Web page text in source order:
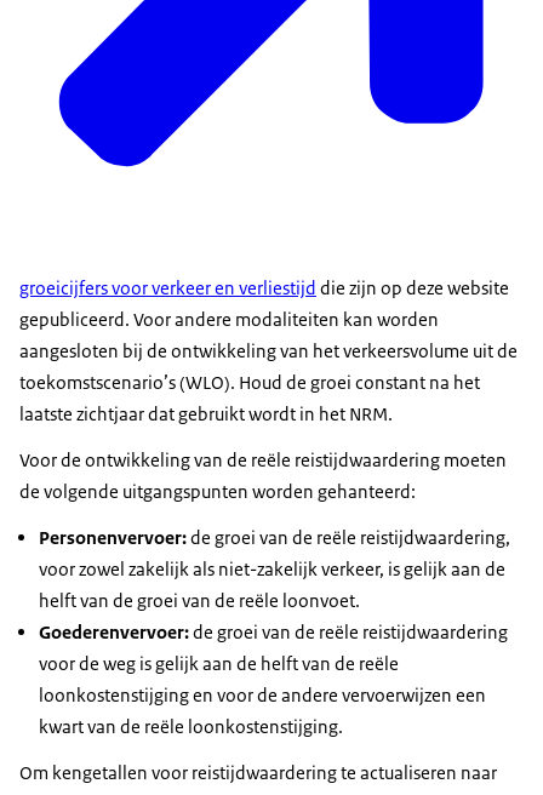
groeicijfers voor verkeer en verliestijd die zijn op deze website
gepubliceerd. Voor andere modaliteiten kan worden
aangesloten bij de ontwikkeling van het verkeersvolume uit de
toekomstscenario’s (WLO). Houd de groei constant na het
laatste zichtjaar dat gebruikt wordt in het NRM.
Voor de ontwikkeling van de reële reistijdwaardering moeten
de volgende uitgangspunten worden gehanteerd:
Personenvervoer:de groei van de reële reistijdwaardering,
voor zowel zakelijk als niet-zakelijk verkeer, is gelijk aan de
helft van de groei van de reële loonvoet.
Goederenvervoer:de groei van de reële reistijdwaardering
voor de weg is gelijk aan de helft van de reële
loonkostenstijging en voor de andere vervoerwijzen een
kwart van de reële loonkostenstijging.
Om kengetallen voor reistijdwaardering te actualiseren naar